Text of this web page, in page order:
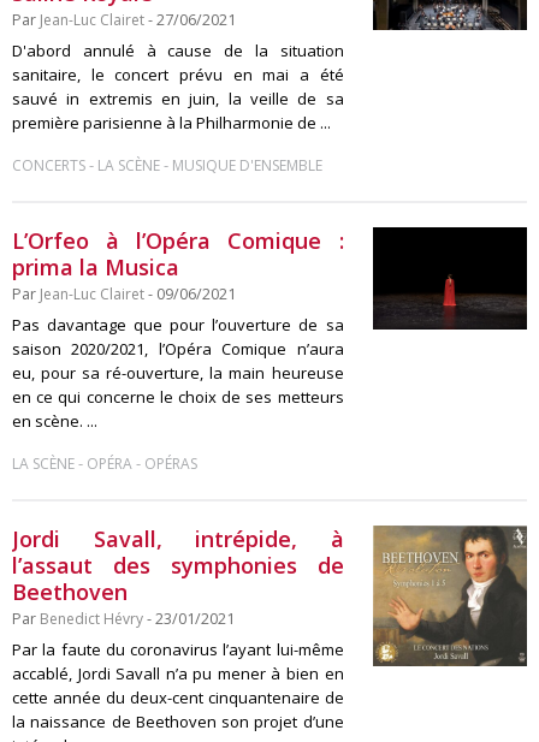
Par Jean-Luc Clairet- 27/06/2021
D'abord annulé à cause de la situation
sanitaire, le concert prévu en mai a été
sauvé in extremis en juin, la veille de sa
première parisienne à la Philharmonie de ...
CONCERTS- LA SCÈNE- MUSIQUE D'ENSEMBLE
L’Orfeo à l’Opéra Comique :
prima la Musica
Par Jean-Luc Clairet- 09/06/2021
Pas davantage que pour l’ouverture de sa
saison 2020/2021, l’Opéra Comique n’aura
eu, pour sa ré-ouverture, la main heureuse
en ce qui concerne le choix de ses metteurs
en scène. ...
LA SCÈNE- OPÉRA- OPÉRAS
Jordi Savall, intrépide, à
l’assaut des symphonies de
Beethoven
Par Benedict Hévry- 23/01/2021
Par la faute du coronavirus l’ayant lui-même
accablé, Jordi Savall n’a pu mener à bien en
cette année du deux-cent cinquantenaire de
la naissance de Beethoven son projet d’une